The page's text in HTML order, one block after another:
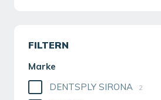
FILTERN
Marke
DENTSPLY SIRONA
2